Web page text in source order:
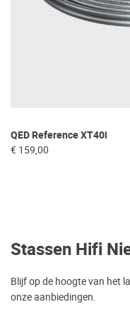
QED Reference XT40i
€ 159,00
Stassen Hifi
Blijf op de hoogte van het
onze aanbiedingen.